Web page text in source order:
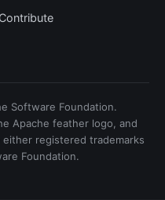
Contribute
Software Foundation.
Apache feather logo, and
either registered trademarks
Foundation.